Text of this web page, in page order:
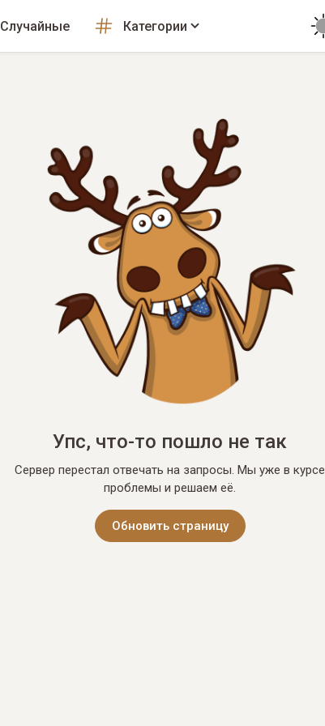
Случайные Категории
Упс, что-то пошло не так
Сервер перестал отвечать на запросы. Мы уже в курсе
проблемы и решаем её.
Обновить страницу